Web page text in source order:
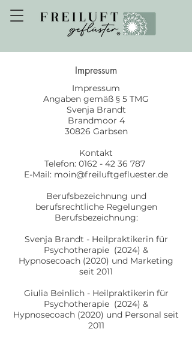
Impressum
Impressum
Angaben gemäß § 5 TMG
Svenja Brandt
Brandmoor 4
30826 Garbsen
Kontakt
Telefon: 0162 - 42 36 787
E-Mail: moin@freiluftgefluester.de
Berufsbezeichnung und
berufsrechtliche Regelungen
Berufsbezeichnung:
Svenja Brandt - Heilpraktikerin für
Psychotherapie (2024) &
Hypnosecoach (2020) und Marketing
seit 2011
Giulia Beinlich - Heilpraktikerin für
Psychotherapie (2024) &
Hypnosecoach (2020) und Personal seit
2011